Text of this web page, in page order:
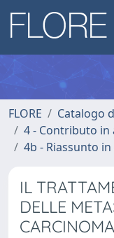
FLORE
Catalogo
4 - Contributo in
4b - Riassunto
IL
DELLE